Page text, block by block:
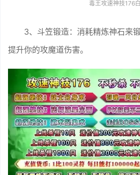
毒王攻速神技176
3、斗笠锻造：消耗精炼神石来
提升你的攻魔道伤害。